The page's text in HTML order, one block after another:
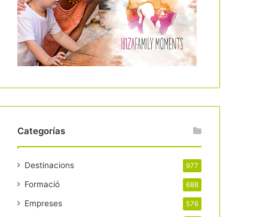
Categorías
Destinacions 977
Formació 688
Empreses 576